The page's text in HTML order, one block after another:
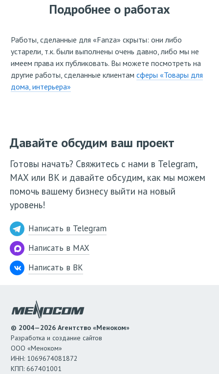
Подробнее о работах
Работы, сделанные для «Fanza» скрыты: они либо
устарели, т.к. были выполнены очень давно, либо мы не
имеем права их публиковать. Вы можете посмотреть на
другие работы, сделанные клиентам сферы «Товары для
дома, интерьера»
Давайте обсудим ваш проект
Готовы начать? Свяжитесь с нами в Telegram,
МАХ или ВК и давайте обсудим, как мы можем
помочь вашему бизнесу выйти на новый
уровень!
Написать в Telegram
Написать в MAX
Написать в ВК
© 2004—2026 Агентство «Меноком»
Разработка и создание сайтов
ООО «Меноком»
ИНН: 1069674081872
КПП: 667401001